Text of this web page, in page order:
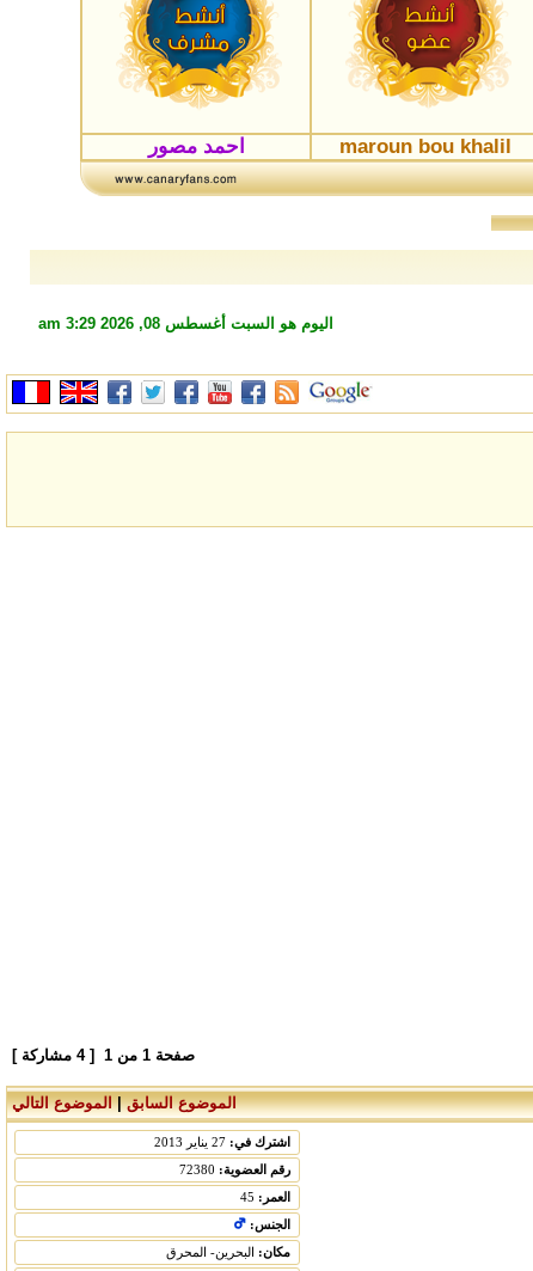
maroun bou khalil احمد مصور
اليوم هو السبت أغسطس 08, 2026 3:29 am
صفحة 1 من 1 [ 4 مشاركة ]
الموضوع السابق|الموضوع التالي
اشترك في:
رقم العضوية:
العمر:
الجنس:
مكان: البحرين- المحرق